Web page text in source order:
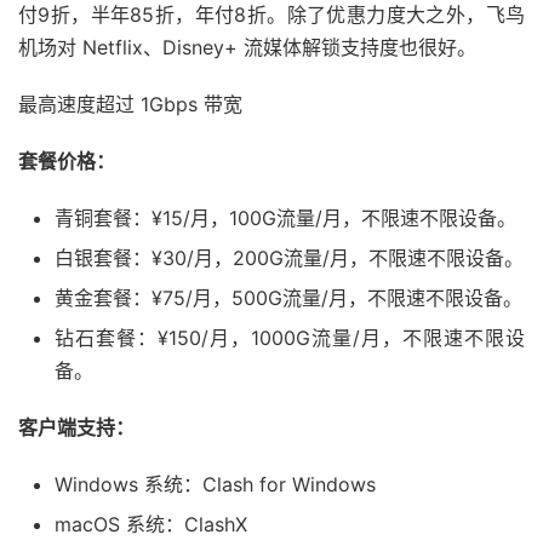
付9折，半年85折，年付8折。除了优惠力度大之外，飞鸟
机场对 Netflix、Disney+ 流媒体解锁支持度也很好。
最高速度超过 1Gbps 带宽
套餐价格：
青铜套餐：¥15/月，100G流量/月，不限速不限设备。
白银套餐：¥30/月，200G流量/月，不限速不限设备。
黄金套餐：¥75/月，500G流量/月，不限速不限设备。
钻石套餐：¥150/月，1000G流量/月，不限速不限设
备。
客户端支持：
Windows 系统：Clash for Windows
macOS 系统：ClashX